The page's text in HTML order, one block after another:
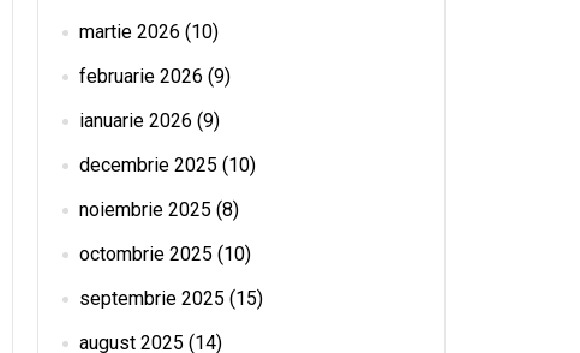
martie 2026 (10)
februarie 2026 (9)
ianuarie 2026 (9)
decembrie 2025 (10)
noiembrie 2025 (8)
octombrie 2025 (10)
septembrie 2025 (15)
august 2025 (14)